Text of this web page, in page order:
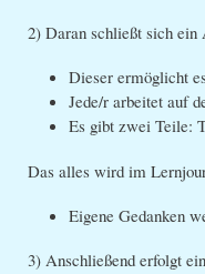
2) Daran schließt sich ein
Dieser ermöglicht
Jede/r arbeitet auf
Es gibt zwei Teile:
Das alles wird im
Eigene Gedanken
3) Anschließend erfolgt